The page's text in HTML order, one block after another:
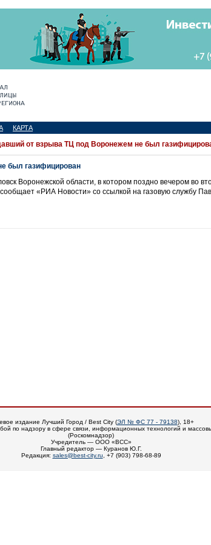
КАРТА
от взрыва ТЦ под Воронежем не был
был газифицирован
Воронежской области, в котором поздно вечером во
«РИА Новости» со ссылкой на газовую службу
издание Лучший Город / Best City (ЭЛ № ФС 77 - 79138), 18+
по надзору в сфере связи, информационных технологий и
(Роскомнадзор)
Учредитель — ООО «ВСС»
Главный редактор — Куранов Ю.Г.
Редакция: sales@best-city.ru , +7 (903) 798-68-89